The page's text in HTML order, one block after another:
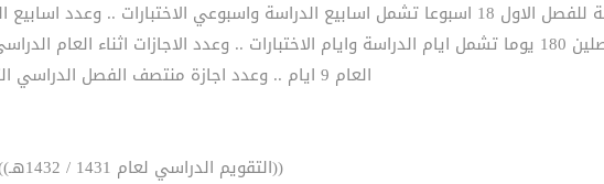
العام 9 ايام .. وعدد اجازة منتصف الفصل الدراسي الثاني 9 ايام .
((التقويم الدراسي لعام 1431 / 1432هـ))